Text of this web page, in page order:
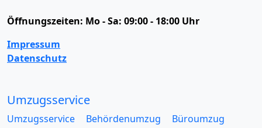
Öffnungszeiten: Mo - Sa: 09:00 - 18:00 Uhr
Impressum
Datenschutz
Umzugsservice
Umzugsservice Behördenumzug
Büroumzug